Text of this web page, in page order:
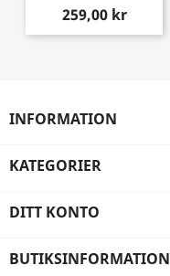
259,00 kr
INFORMATION
KATEGORIER
DITT KONTO
BUTIKSINFORMATION